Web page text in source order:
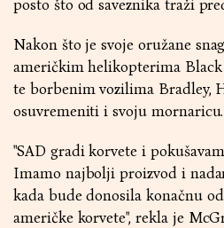
posto što od saveznika traži
Nakon što je svoje oružane
američkim helikopterima
te borbenim vozilima Bradley,
osuvremeniti i svoju mornaricu.
"SAD gradi korvete i
Imamo najbolji proizvod i
kada bude donosila konačnu
američke korvete", rekla je